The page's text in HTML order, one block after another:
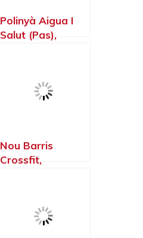
Polinyà Aigua I
Salut (Pas),
Nou Barris
Crossfit,